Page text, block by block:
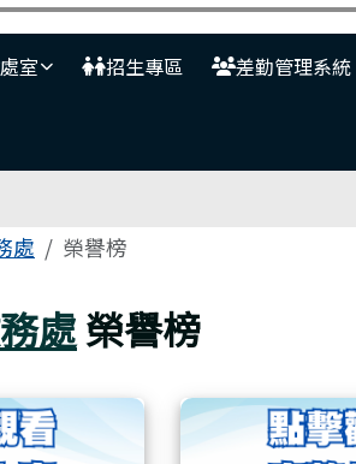
網
室 招生專區 差勤管理系統
處 榮譽榜
處榮譽榜